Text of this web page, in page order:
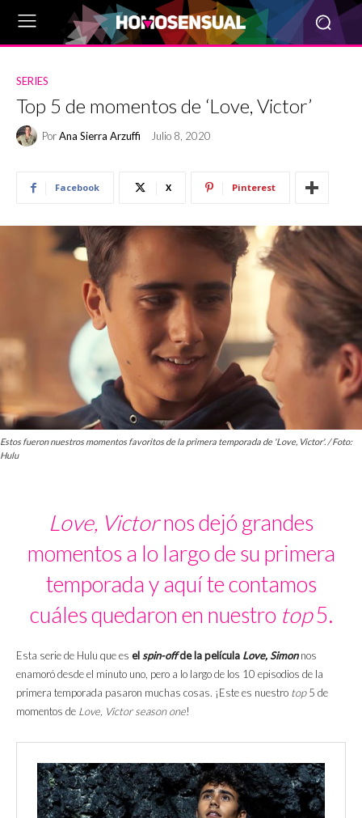
SERIES
Top 5 de momentos de ‘Love, Victor’
PorAna Sierra Arzuffi Julio 8, 2020
Facebook X Pinterest
Estos fueron nuestros momentos favoritos de la primera temporada de 'Love, Victor'. / Foto:
Hulu
Love, Victornos dejó grandes
momentos a lo largo de su primera
temporada y aquí te contamos
cuáles quedaron en nuestro top5.
Esta serie de Hulu que es elspin-offde la película Love, Simonnos
enamoró desde el minuto uno, pero a lo largo de los 10 episodios de la
primera temporada pasaron muchas cosas. ¡Este es nuestro top5 de
momentos de Love, Victor season one!